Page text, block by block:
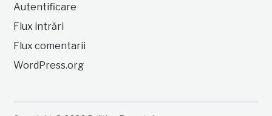
Autentificare
Flux intrări
Flux comentarii
WordPress.org